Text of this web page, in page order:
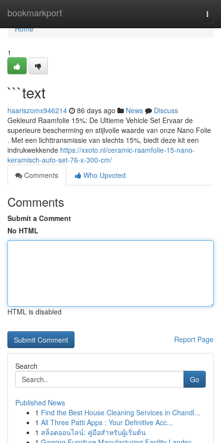
bookmarkport
Home
Home
1
```text
haariszomx946214 86 days ago News
Discuss
Gekleurd Raamfolie 15%: De Ultieme Vehicle Set Ervaar de
superieure bescherming en stijlvolle waarde van onze Nano Folie
. Met een lichttransmissie van slechts 15%, biedt deze kit een
indrukwekkende https://xxoto.nl/ceramic-raamfolie-15-nano-
keramisch-auto-set-76-x-300-cm/
Comments
Who Upvoted
Comments
Submit a Comment
No HTML
HTML is disabled
Report Page
Search
Go
Published News
1 Find the Best House Cleaning Services in Chandl...
1 All Three Patti Apps : Your Definitive Acc...
1 สล็อตออนไลน์: คู่มือสำหรับผู้เริ่มต้น